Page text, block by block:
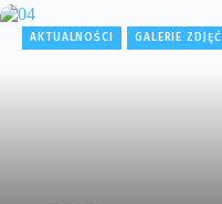
AKTUALNOŚCI GALERIE ZDJĘĆ